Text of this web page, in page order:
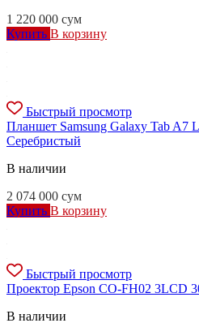
1 220 000 сум
Купить В корзину
Быстрый просмотр
Планшет Samsung Galaxy Tab A7
Серебристый
В наличии
2 074 000 сум
Купить В корзину
Быстрый просмотр
Проектор Epson CO-FH02 3LCD
В наличии